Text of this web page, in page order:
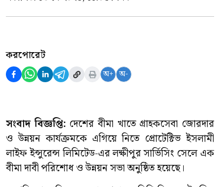
করপোরেট
অ+ অ-
সংবাদ বিজ্ঞপ্তি: দেশের বীমা খাতে গ্রাহকসেবা জোরদার
ও উন্নয়ন কার্যক্রমকে এগিয়ে নিতে প্রোটেক্টিভ ইসলামী
লাইফ ইন্সুরেন্স লিমিটেড-এর লক্ষীপুর সার্ভিসিং সেলে এক
বীমা দাবী পরিশোধ ও উন্নয়ন সভা অনুষ্ঠিত হয়েছে।